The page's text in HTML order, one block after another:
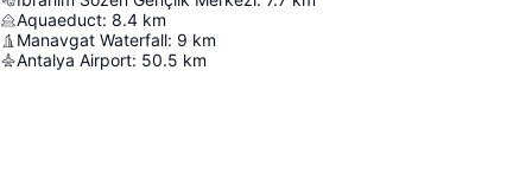
Aquaeduct: 8.4 km
Manavgat Waterfall: 9 km
Antalya Airport: 50.5 km